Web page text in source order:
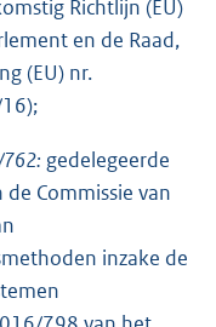
Richtlijn (EU)
en de Raad,
(EU) nr.
762: gedelegeerde
Commissie van
inzake de